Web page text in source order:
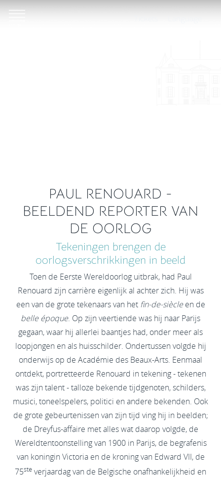
PAUL RENOUARD -
BEELDEND REPORTER VAN
DE OORLOG
Tekeningen brengen de
oorlogsverschrikkingen in beeld
Toen de Eerste Wereldoorlog uitbrak, had Paul
Renouard zijn carrière eigenlijk al achter zich. Hij was
een van de grote tekenaars van het fin-de-siècleen de
belle époque. Op zijn veertiende was hij naar Parijs
gegaan, waar hij allerlei baantjes had, onder meer als
loopjongen en als huisschilder. Ondertussen volgde hij
onderwijs op de Académie des Beaux-Arts. Eenmaal
ontdekt, portretteerde Renouard in tekening - tekenen
was zijn talent - talloze bekende tijdgenoten, schilders,
musici, toneelspelers, politici en andere bekenden. Ook
de grote gebeurtenissen van zijn tijd ving hij in beelden;
de Dreyfus-affaire met alles wat daarop volgde, de
Wereldtentoonstelling van 1900 in Parijs, de begrafenis
van koningin Victoria en de kroning van Edward VII, de
75ste verjaardag van de Belgische onafhankelijkheid en